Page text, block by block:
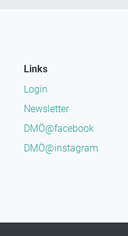
Links
Login
Newsletter
DMÖ@facebook
DMÖ@instagram